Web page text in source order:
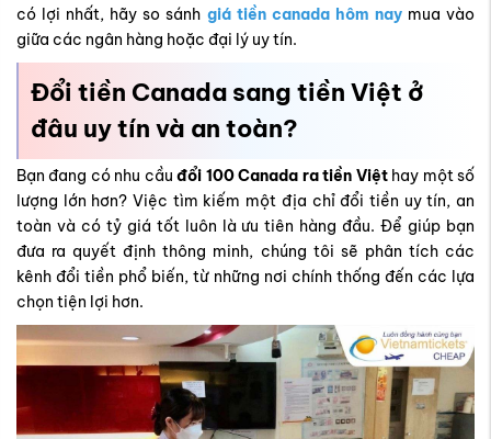
có lợi nhất, hãy so sánh giá tiền canada hôm nay mua vào
giữa các ngân hàng hoặc đại lý uy tín.
Đổi tiền Canada sang tiền Việt ở
đâu uy tín và an toàn?
Bạn đang có nhu cầuđổi 100 Canada ra tiền Việthay một số
lượng lớn hơn? Việc tìm kiếm một địa chỉ đổi tiền uy tín, an
toàn và có tỷ giá tốt luôn là ưu tiên hàng đầu. Để giúp bạn
đưa ra quyết định thông minh, chúng tôi sẽ phân tích các
kênh đổi tiền phổ biến, từ những nơi chính thống đến các lựa
chọn tiện lợi hơn.